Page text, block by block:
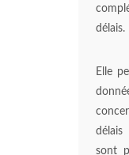
délais.
Elle
sont